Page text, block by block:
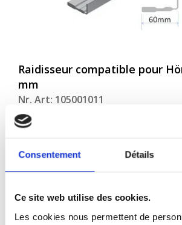
Consentement Détails
Ce site web utilise des cookies.
Les cookies nous permettent de
Raidisseur compatible pour
mm
Nr. Art: 105001011